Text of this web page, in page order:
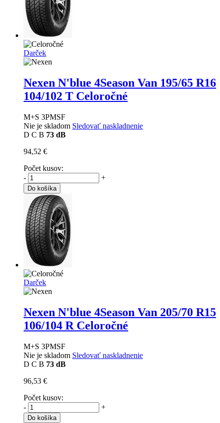
Darček
Nexen N'blue 4Season Van 195/65 R16
104/102 T Celoročné
M+S 3PMSF
Nie je skladom Sledovať naskladnenie
D C B 73 dB
94,52 €
Počet kusov:
-
+
Do košíka
Darček
Nexen N'blue 4Season Van 205/70 R15
106/104 R Celoročné
M+S 3PMSF
Nie je skladom Sledovať naskladnenie
D C B 73 dB
96,53 €
Počet kusov:
-
+
Do košíka